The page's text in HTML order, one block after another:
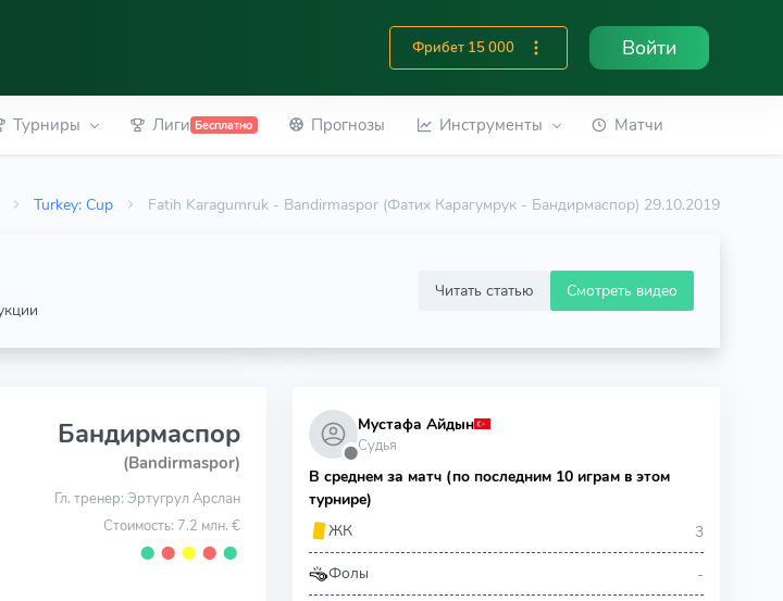
Фрибет 15 000 Войти
Турниры Лиги Бесплатно Прогнозы Инструменты Матчи
Turkey: Cup Fatih Karagumruk - Bandirmaspor (Фатих Карагумрук - Бандирмаспор) 29.10.2019
Читать статью Смотреть видео
Бандирмаспор
(Bandirmaspor)
Гл. тренер: Эртугрул Арслан
Стоимость: 7.2 млн. €
⬤ ⬤ ⬤ ⬤ ⬤
⬤
Мустафа Айдын
Судья
В среднем за матч (по последним 10 играм в этом
турнире)
ЖК
3
Фолы -